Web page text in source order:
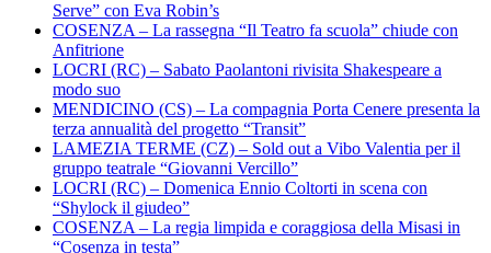
Serve” con Eva Robin’s
COSENZA – La rassegna “Il Teatro fa scuola” chiude con
Anfitrione
LOCRI (RC) – Sabato Paolantoni rivisita Shakespeare a
modo suo
MENDICINO (CS) – La compagnia Porta Cenere presenta la
terza annualità del progetto “Transit”
LAMEZIA TERME (CZ) – Sold out a Vibo Valentia per il
gruppo teatrale “Giovanni Vercillo”
LOCRI (RC) – Domenica Ennio Coltorti in scena con
“Shylock il giudeo”
COSENZA – La regia limpida e coraggiosa della Misasi in
“Cosenza in testa”